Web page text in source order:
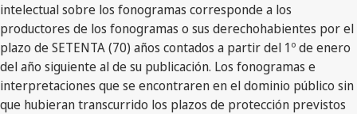
intelectual sobre los fonogramas corresponde a los
productores de los fonogramas o sus derechohabientes por el
plazo de SETENTA (70) años contados a partir del 1º de enero
del año siguiente al de su publicación. Los fonogramas e
interpretaciones que se encontraren en el dominio público sin
que hubieran transcurrido los plazos de protección previstos